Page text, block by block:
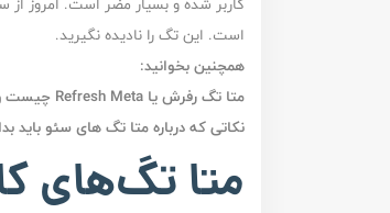
است. این تگ را نادیده نگیرید.
همچنین بخوانید:
متا تگ رفرش یا Refresh Meta چیست و چه کاربردی دارد؟
نکاتی که درباره متا تگ های سئو باید
متا تگ‌های